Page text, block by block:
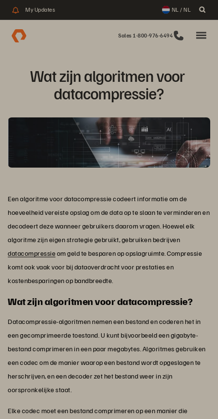
My Updates NL / NL
Sales 1-800-976-6494
Wat zijn algoritmen voor
datacompressie?
Een algoritme voor datacompressie codeert informatie om de
hoeveelheid vereiste opslag om de data op te slaan te verminderen en
decodeert deze wanneer gebruikers daarom vragen. Hoewel elk
algoritme zijn eigen strategie gebruikt, gebruiken bedrijven
datacompressieom geld te besparen op opslagruimte. Compressie
komt ook vaak voor bij dataoverdracht voor prestaties en
kostenbesparingen op bandbreedte.
Wat zijn algoritmen voor datacompressie?
Datacompressie-algoritmen nemen een bestand en coderen het in
een gecomprimeerde toestand. U kunt bijvoorbeeld een gigabyte-
bestand comprimeren in een paar megabytes. Algoritmes gebruiken
een codec om de manier waarop een bestand wordt opgeslagen te
herschrijven, en een decoder zet het bestand weer in zijn
oorspronkelijke staat.
Elke codec moet een bestand comprimeren op een manier die